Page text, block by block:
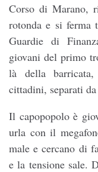
Corso di Marano,
rotonda e si ferma
Guardie di
giovani del primo
là della
cittadini, separati
Il capopopolo è
urla con il
male e cercano di
e la tensione sale.